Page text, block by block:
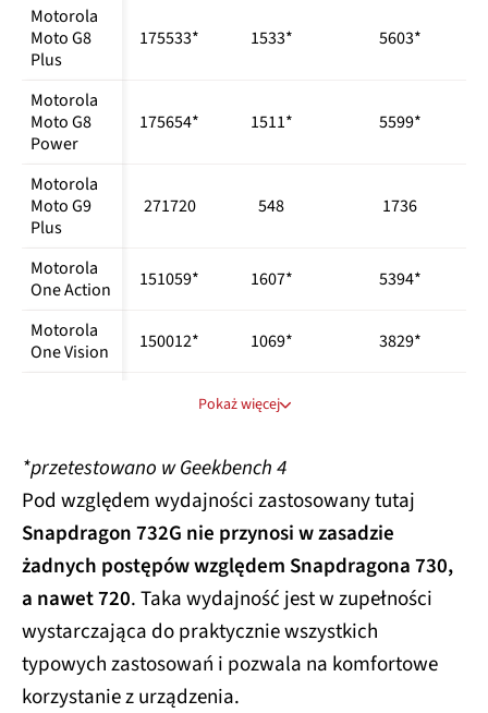
Motorola
Moto G8
Plus
175533* 1533* 5603*
Motorola
Moto G8
Power
175654* 1511* 5599*
Motorola
Moto G9
Plus
271720 548 1736
Motorola
One Action
151059* 1607* 5394*
Motorola
One Vision
150012* 1069* 3829*
2374*
Nokia 7.2 172337 1573*
OnePlus
Nord
318739
2834*
613
7793*
1950
Oppo A9
(2020)
174718 1530* 5677*
Oppo A91 195873 321
Realme 6
Pro
n/d 2664* 7156*
Pokaż więcej
*przetestowano w Geekbench 4
Pod względem wydajności zastosowany tutaj
Snapdragon 732G nie przynosi w zasadzie
żadnych postępów względem Snapdragona 730,
a nawet 720. Taka wydajność jest w zupełności
wystarczająca do praktycznie wszystkich
typowych zastosowań i pozwala na komfortowe
korzystanie z urządzenia.